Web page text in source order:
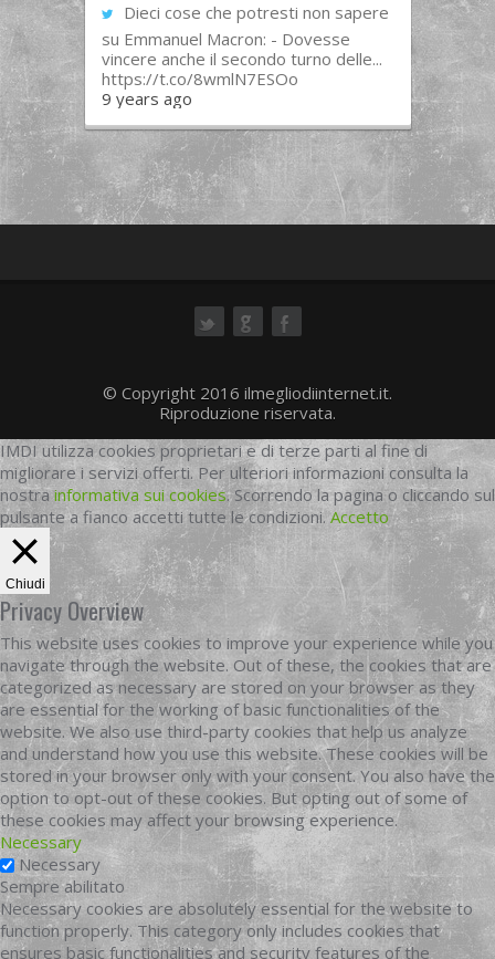
Dieci cose che potresti non sapere
su Emmanuel Macron: - Dovesse
vincere anche il secondo turno delle...
https://t.co/8wmlN7ESOo
9 years ago
© Copyright 2016 ilmegliodiinternet.it.
Riproduzione riservata.
IMDI utilizza cookies proprietari e di terze parti al fine di
migliorare i servizi offerti. Per ulteriori informazioni consulta la
nostrainformativa sui cookies. Scorrendo la pagina o cliccando sul
pulsante a fianco accetti tutte le condizioni.Accetto
Chiudi
Privacy Overview
This website uses cookies to improve your experience while you
navigate through the website. Out of these, the cookies that are
categorized as necessary are stored on your browser as they
are essential for the working of basic functionalities of the
website. We also use third-party cookies that help us analyze
and understand how you use this website. These cookies will be
stored in your browser only with your consent. You also have the
option to opt-out of these cookies. But opting out of some of
these cookies may affect your browsing experience.
Necessary
Necessary
Sempre abilitato
Necessary cookies are absolutely essential for the website to
function properly. This category only includes cookies that
ensures basic functionalities and security features of the